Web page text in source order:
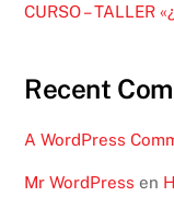
CURSO – TALLER
Recent
A WordPress
Mr WordPress en